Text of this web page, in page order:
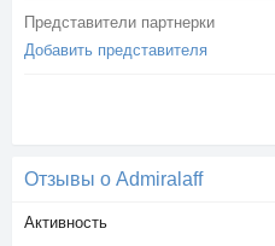
Представители партнерки
Добавить представителя
Отзывы о Admiralaff
Активность